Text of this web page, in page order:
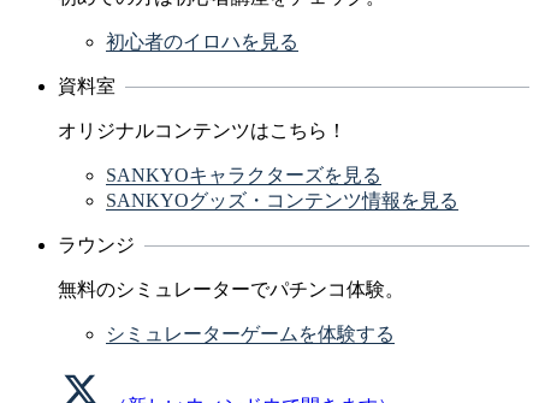
初心者のイロハを見る
資料室
オリジナルコンテンツはこちら！
SANKYOキャラクターズを見る
SANKYOグッズ・コンテンツ情報を見る
ラウンジ
無料のシミュレーターでパチンコ体験。
シミュレーターゲームを体験する